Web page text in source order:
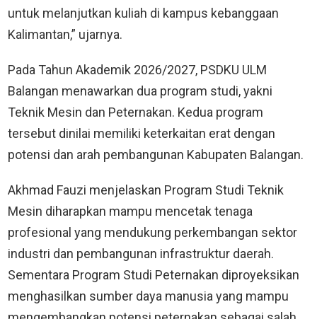
untuk melanjutkan kuliah di kampus kebanggaan
Kalimantan,” ujarnya.
Pada Tahun Akademik 2026/2027, PSDKU ULM
Balangan menawarkan dua program studi, yakni
Teknik Mesin dan Peternakan. Kedua program
tersebut dinilai memiliki keterkaitan erat dengan
potensi dan arah pembangunan Kabupaten Balangan.
Akhmad Fauzi menjelaskan Program Studi Teknik
Mesin diharapkan mampu mencetak tenaga
profesional yang mendukung perkembangan sektor
industri dan pembangunan infrastruktur daerah.
Sementara Program Studi Peternakan diproyeksikan
menghasilkan sumber daya manusia yang mampu